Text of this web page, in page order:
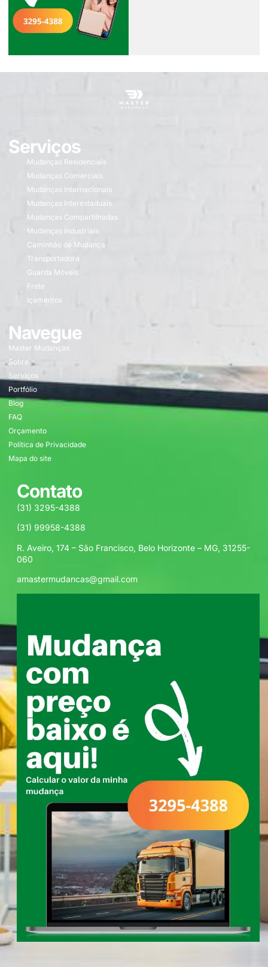
Serviços
Mudanças Residenciais
Mudanças Comerciais
Mudanças Internacionais
Mudanças Interestaduais
Mudanças Compartilhadas
Mudanças Industriais
Caminhão de Mudança
Transportadora
Guarda Móveis
Frete
Içamentos
Navegue
Master Mudanças
Sobre
Serviços
Portfólio
Blog
FAQ
Orçamento
Política de Privacidade
Mapa do site
Contato
(31) 3295-4388
(31) 99958-4388
R. Aveiro, 174 – São Francisco, Belo Horizonte – MG, 31255-
060
amastermudancas@gmail.com